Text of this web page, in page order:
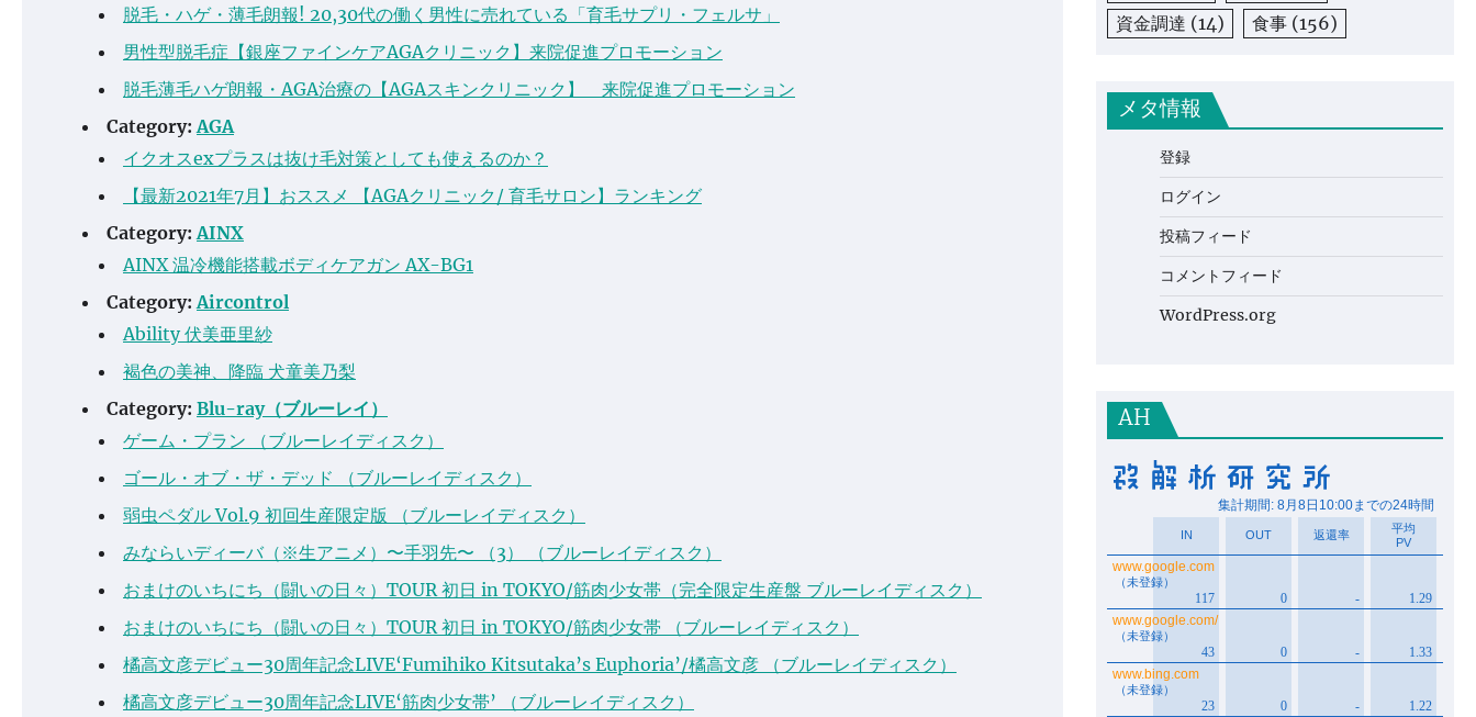
脱毛・ハゲ・薄毛朗報! 20,30代の働く男性に売れている「育毛サプリ・フェルサ」
男性型脱毛症【銀座ファインケアAGAクリニック】来院促進プロモーション
脱毛薄毛ハゲ朗報・AGA治療の【AGAスキンクリニック】 来院促進プロモーション
Category: AGA
イクオスexプラスは抜け毛対策としても使えるのか？
【最新2021年7月】おススメ 【AGAクリニック/ 育毛サロン】ランキング
Category: AINX
AINX 温冷機能搭載ボディケアガン AX-BG1
Category: Aircontrol
Ability 伏美亜里紗
褐色の美神、降臨 犬童美乃梨
Category: Blu-ray（ブルーレイ）
ゲーム・プラン （ブルーレイディスク）
ゴール・オブ・ザ・デッド （ブルーレイディスク）
弱虫ペダル Vol.9 初回生産限定版 （ブルーレイディスク）
みならいディーバ（※生アニメ）〜手羽先〜 （3） （ブルーレイディスク）
おまけのいちにち（闘いの日々）TOUR 初日 in TOKYO/筋肉少女帯（完全限定生産盤 ブルーレイディスク）
おまけのいちにち（闘いの日々）TOUR 初日 in TOKYO/筋肉少女帯 （ブルーレイディスク）
橘高文彦デビュー30周年記念LIVE‘Fumihiko Kitsutaka’s Euphoria’/橘高文彦 （ブルーレイディスク）
橘高文彦デビュー30周年記念LIVE‘筋肉少女帯’ （ブルーレイディスク）
資金調達 (14) 食事 (156)
メタ情報
登録
ログイン
投稿フィード
コメントフィード
WordPress.org
AH